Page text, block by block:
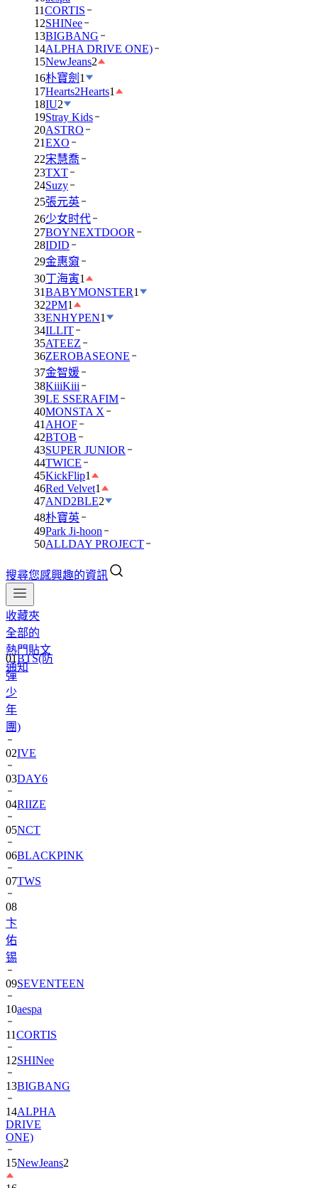
11CORTIS
12SHINee
13BIGBANG
14ALPHA DRIVE ONE)
15NewJeans2
16朴寶劍 1
17Hearts2Hearts1
18IU2
19Stray Kids
20ASTRO
21EXO
22宋慧喬
23TXT
24Suzy
25張元英
26少女时代
27BOYNEXTDOOR
28IDID
29金惠奫
30丁海寅1
31BABYMONSTER1
322PM1
33ENHYPEN1
34ILLIT
35ATEEZ
36ZEROBASEONE
37金智媛
38KiiiKiii
39LE SSERAFIM
40MONSTA X
41 AHOF
42BTOB
43SUPER JUNIOR
44TWICE
45KickFlip1
46Red Velvet1
47AND2BLE2
48朴寶英
49Park Ji-hoon
50ALLDAY PROJECT
搜尋您感興趣的資訊
收藏夾
全部的
熱門貼文
通知
01BTS(防
彈
少
年
團)
02IVE
03DAY6
04RIIZE
05NCT
06BLACKPINK
07TWS
08
卞
佑
锡
09
10aespa
11CORTIS
12SHINee
13BIGBANG
14ALPHA
DRIVE
ONE)
15NewJeans
16
朴